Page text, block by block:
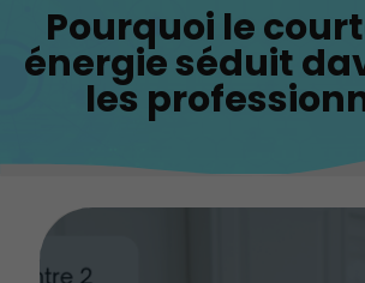
Pourquoi le
énergie séduit
les